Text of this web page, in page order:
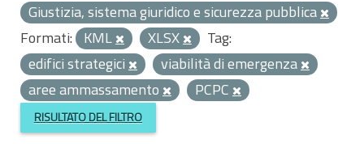
Giustizia, sistema giuridico e sicurezza pubblica
Formati: KML XLSX
Tag:
edifici strategici
viabilità di emergenza
aree ammassamento
PCPC
RISULTATO DEL FILTRO